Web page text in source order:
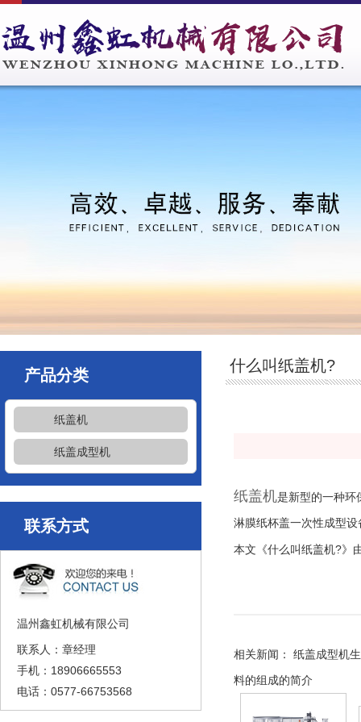
产品分类
纸盖机
纸盖成型机
联系方式
温州鑫虹机械有限公司
联系人：章经理
手机：18906665553
电话：0577-66753568
什么叫纸盖机?
纸盖机是新型的一种环
淋膜纸杯盖一次性成型设
本文《什么叫纸盖机?》
相关新闻： 纸盖成型机
料的组成的简介